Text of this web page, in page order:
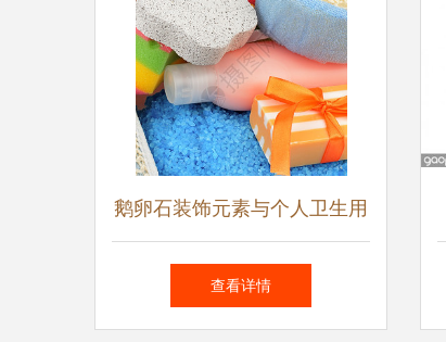
鹅卵石装饰元素与个人卫生用
品的创新融合
查看详情